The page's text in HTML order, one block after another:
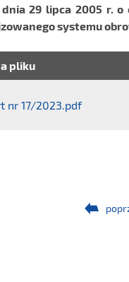
29 lipca 2005 r. o
systemu
pliku
nr 17/2023.pdf